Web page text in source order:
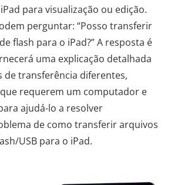
para visualização ou edição.
perguntar: “Posso transferir
flash para o iPad?” A resposta é
uma explicação detalhada
de transferência diferentes,
requerem um computador e
ajudá-lo a resolver
de como transferir arquivos
USB para o iPad.